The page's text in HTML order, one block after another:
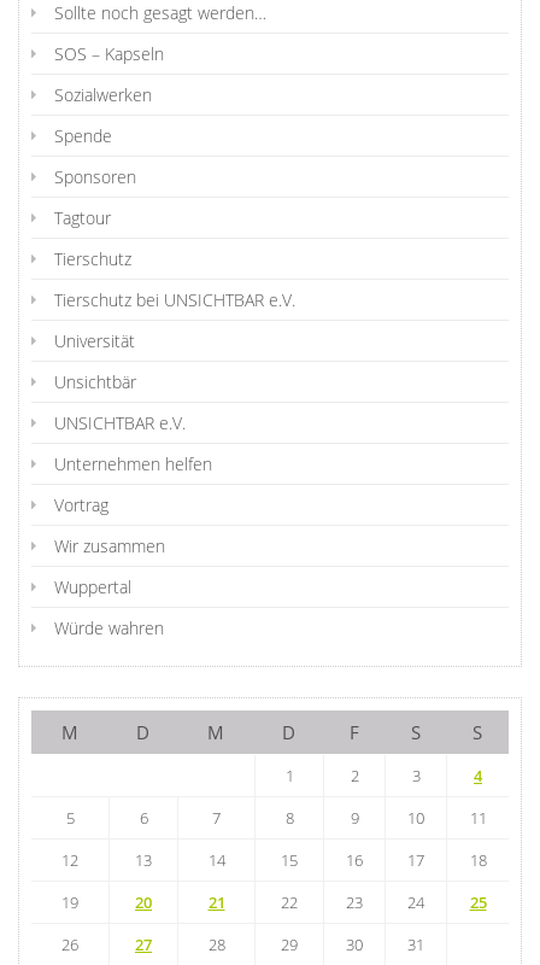
Sollte noch gesagt werden…
SOS – Kapseln
Sozialwerken
Spende
Sponsoren
Tagtour
Tierschutz
Tierschutz bei UNSICHTBAR e.V.
Universität
Unsichtbär
UNSICHTBAR e.V.
Unternehmen helfen
Vortrag
Wir zusammen
Wuppertal
Würde wahren
M D M D F S S
1 2 3
4
5
6 7 8 9 10
11
12
13 14 15 16 17
18
19
20 21 22 23 24
25
26
27 28 29 30 31